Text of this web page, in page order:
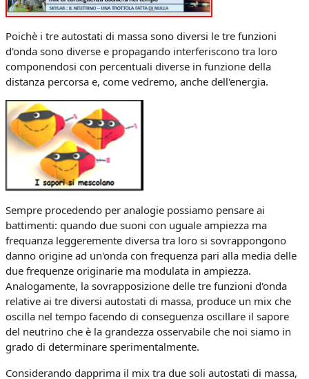
Poichè i tre autostati di massa sono diversi le tre funzioni
d'onda sono diverse e propagando interferiscono tra loro
componendosi con percentuali diverse in funzione della
distanza percorsa e, come vedremo, anche dell'energia.
Sempre procedendo per analogie possiamo pensare ai
battimenti: quando due suoni con uguale ampiezza ma
frequanza leggeremente diversa tra loro si sovrappongono
danno origine ad un'onda con frequenza pari alla media delle
due frequenze originarie ma modulata in ampiezza.
Analogamente, la sovrapposizione delle tre funzioni d'onda
relative ai tre diversi autostati di massa, produce un mix che
oscilla nel tempo facendo di conseguenza oscillare il sapore
del neutrino che è la grandezza osservabile che noi siamo in
grado di determinare sperimentalmente.
Considerando dapprima il mix tra due soli autostati di massa,